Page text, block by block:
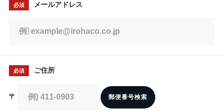
必須 メールアドレス
必須 ご住所
〒 郵便番号検索